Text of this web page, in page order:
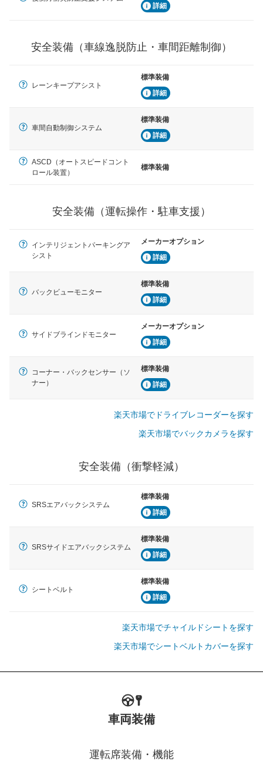
安全な車間距離を保ちながら前車を追従するアダプティ
ブ・クルーズ・コントロールなどが装備されています。
駐車をスムーズに行うためにインテリジェンスパーキン
衝撃軽減
万が一車体が衝撃を受けたときに、運転者・同乗者を守
ルトなどが装備されています。
詳細
安全装備（車線逸脱防止・車間距離制御）
レーンキープアシスト
標準装備
詳細
車間自動制御システム
標準装備
詳細
ASCD（オートスピードコント
ロール装置）
標準装備
安全装備（運転操作・駐車支援）
インテリジェントパーキングア
シスト
メーカーオプション
詳細
バックビューモニター
標準装備
詳細
サイドブラインドモニター
メーカーオプション
詳細
コーナー・バックセンサー（ソ
ナー）
標準装備
詳細
楽天市場でドライブレコーダーを探す
楽天市場でバックカメラを探す
安全装備（衝撃軽減）
SRSエアバックシステム
標準装備
詳細
SRSサイドエアバックシステム
標準装備
詳細
シートベルト
標準装備
詳細
楽天市場でチャイルドシートを探す
楽天市場でシートベルトカバーを探す
車両装備
運転席装備・機能